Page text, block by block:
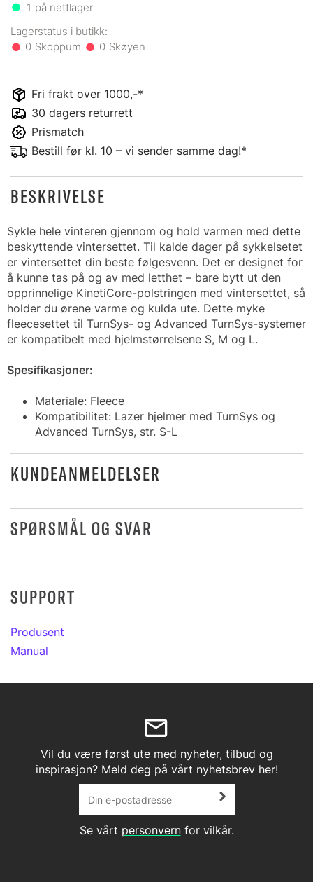
1 på nettlager
0 0
Fri frakt over 1000,-*
30 dagers returrett
Prismatch
Bestill før kl. 10 – vi sender samme dag!*
BESKRIVELSE
Sykle hele vinteren gjennom og hold varmen med dette
beskyttende vintersettet. Til kalde dager på sykkelsetet
er vintersettet din beste følgesvenn. Det er designet for
å kunne tas på og av med letthet – bare bytt ut den
opprinnelige KinetiCore-polstringen med vintersettet, så
holder du ørene varme og kulda ute. Dette myke
fleecesettet til TurnSys- og Advanced TurnSys-systemer
er kompatibelt med hjelmstørrelsene S, M og L.
Spesifikasjoner:
Materiale: Fleece
Kompatibilitet: Lazer hjelmer med TurnSys og
Advanced TurnSys, str. S-L
KUNDEANMELDELSER
SPØRSMÅL OG SVAR
SUPPORT
Produsent
Manual
Vil du være først ute med nyheter, tilbud og
inspirasjon? Meld deg på vårt nyhetsbrev her!
Se vårt personvernfor vilkår.